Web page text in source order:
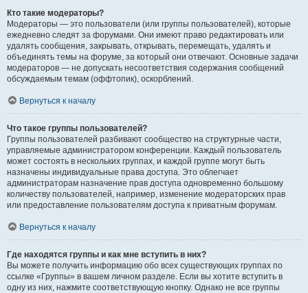
Кто такие модераторы?
Модераторы — это пользователи (или группы пользователей), которые
ежедневно следят за форумами. Они имеют право редактировать или
удалять сообщения, закрывать, открывать, перемещать, удалять и
объединять темы на форуме, за который они отвечают. Основные задачи
модераторов — не допускать несоответствия содержания сообщений
обсуждаемым темам (оффтопик), оскорблений.
Вернуться к началу
Что такое группы пользователей?
Группы пользователей разбивают сообщество на структурные части,
управляемые администратором конференции. Каждый пользователь
может состоять в нескольких группах, и каждой группе могут быть
назначены индивидуальные права доступа. Это облегчает
администраторам назначение прав доступа одновременно большому
количеству пользователей, например, изменение модераторских прав
или предоставление пользователям доступа к приватным форумам.
Вернуться к началу
Где находятся группы и как мне вступить в них?
Вы можете получить информацию обо всех существующих группах по
ссылке «Группы» в вашем личном разделе. Если вы хотите вступить в
одну из них, нажмите соответствующую кнопку. Однако не все группы